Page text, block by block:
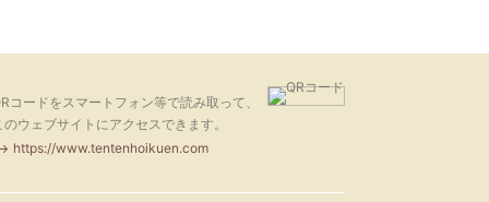
コードをスマートフォン等で読み取って、
のウェブサイトにアクセスできます。
https://www.tentenhoikuen.com